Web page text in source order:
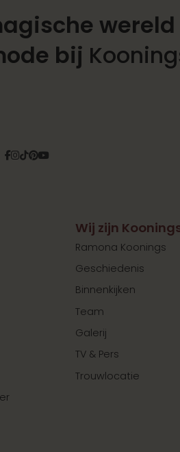
wereld
bij
Facebook
Instagram
Tiktok
Pinterest
YouTube
Wij zijn
Ramona Koonings
Geschiedenis
Binnenkijken
Team
Galerij
TV & Pers
Trouwlocatie